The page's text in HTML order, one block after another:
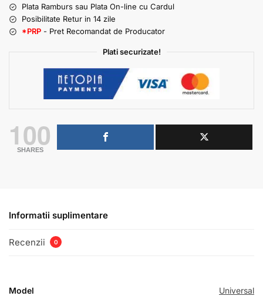
Plata Ramburs sau Plata On-line cu Cardul
Posibilitate Retur in 14 zile
*PRP - Pret Recomandat de Producator
Plati securizate!
100
SHARES
Informatii suplimentare
Recenzii 0
Model Universal